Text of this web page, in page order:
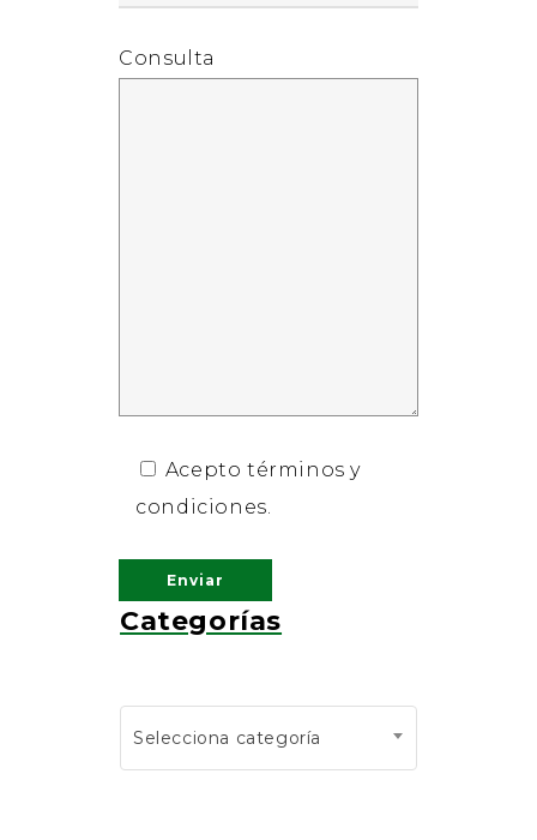
Categorías
Selecciona categoría
Consulta
Acepto términos y
condiciones.